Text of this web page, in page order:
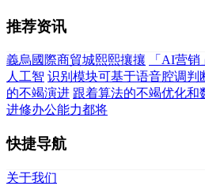
推荐资讯
義烏國際商貿城熙熙攘攘
「AI营
人工智 识别模块可基于语音腔调判
的不竭演进 跟着算法的不竭优化和
进修办公能力都将
快捷导航
关于我们